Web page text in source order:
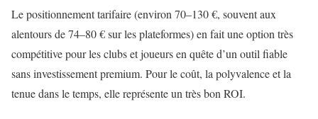
Le positionnement tarifaire (environ 70–130 €, souvent aux
alentours de 74–80 € sur les plateformes) en fait une option très
compétitive pour les clubs et joueurs en quête d’un outil fiable
sans investissement premium. Pour le coût, la polyvalence et la
tenue dans le temps, elle représente un très bon ROI.